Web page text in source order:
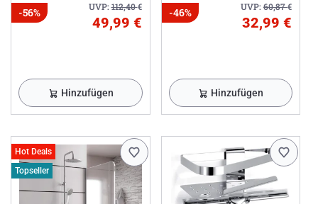
UVP:112,40€
-56%
49,99 €
Hinzufügen
UVP:60,87€
-46%
32,99 €
Hinzufügen
Hot Deals
Topseller